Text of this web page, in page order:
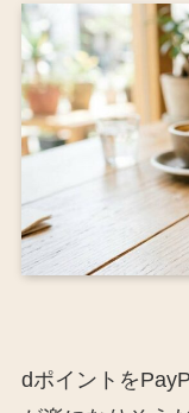
dポイントを